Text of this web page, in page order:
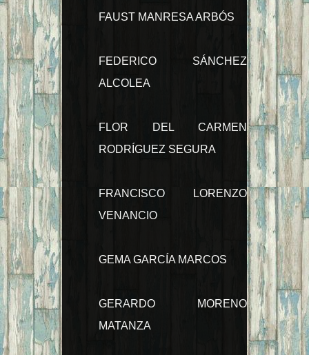
FAUST MANRESA ARBÓS
FEDERICO SÁNCHEZ
ALCOLEA
FLOR DEL CARMEN
RODRÍGUEZ SEGURA
FRANCISCO LORENZO
VENANCIO
GEMA GARCÍA MARCOS
GERARDO MORENO
MATANZA